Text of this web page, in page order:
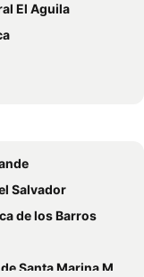
El Aguila
Salvador
de los Barros
Santa Marina Mártir